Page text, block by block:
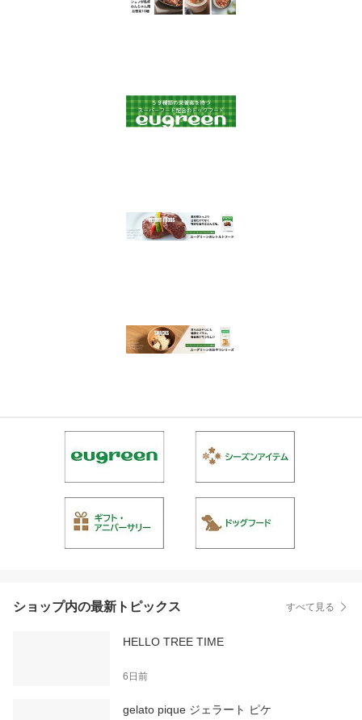
ショップ内の最新トピックス すべて見る
HELLO TREE TIME
6日前
gelato pique ジェラート ピケ